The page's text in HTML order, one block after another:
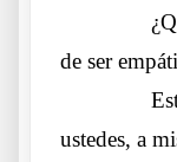
de ser
ustedes, a